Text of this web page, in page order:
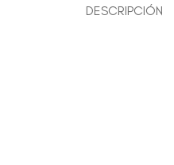
DESCRIPCIÓN